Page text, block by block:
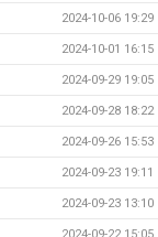
2024-10-06 19:29
2024-10-01 16:15
2024-09-29 19:05
2024-09-28 18:22
2024-09-26 15:53
2024-09-23 19:11
2024-09-23 13:10